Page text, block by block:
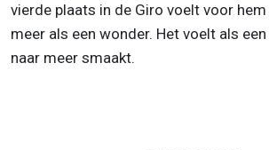
vierde plaats in de Giro voelt voor
meer als een wonder. Het voelt als
naar meer smaakt.